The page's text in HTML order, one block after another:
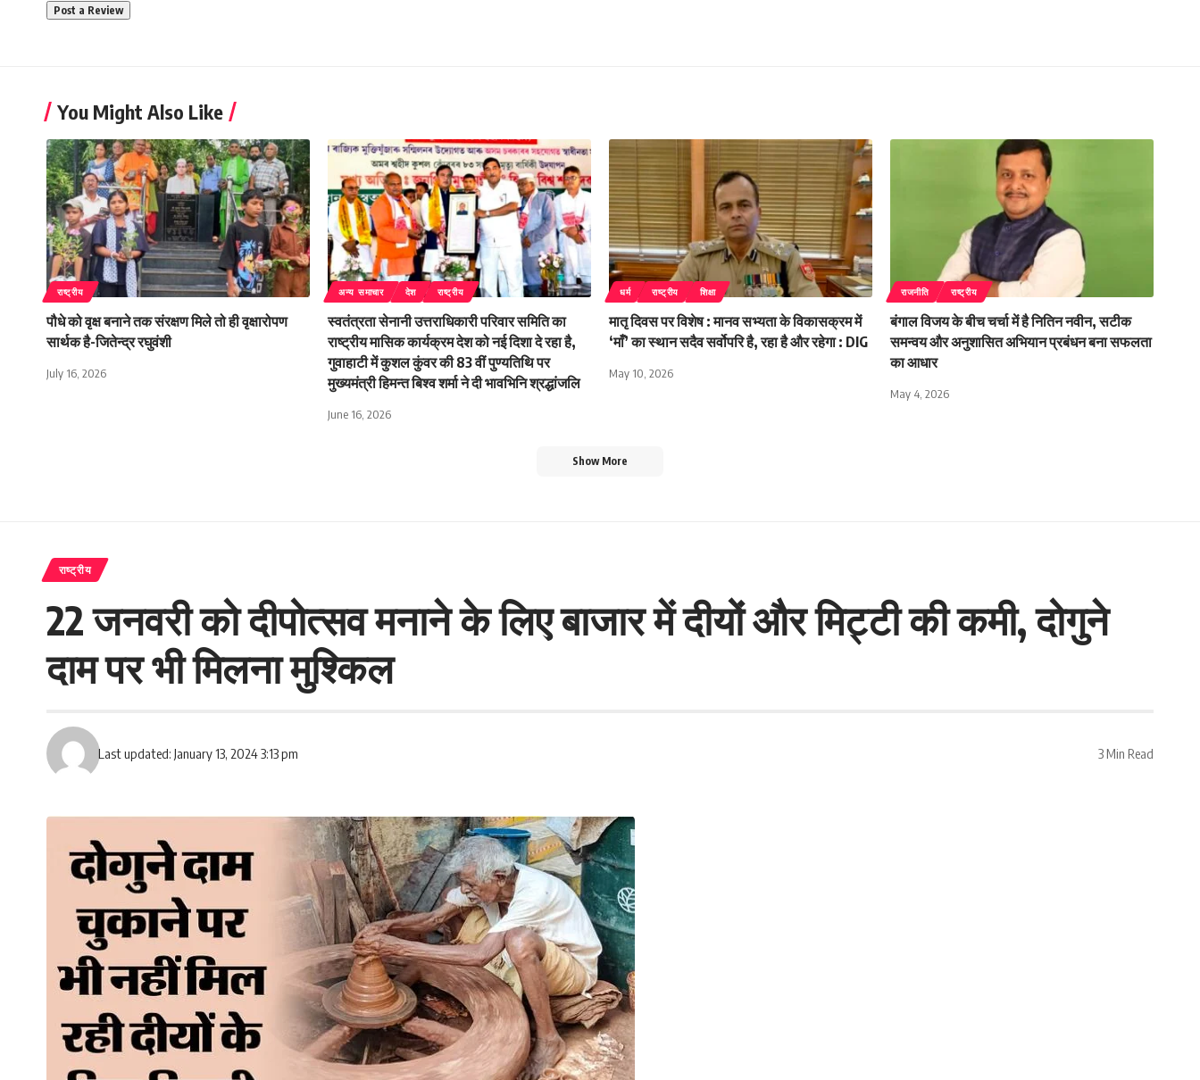
You Might Also Like
राष्ट्रीय
पौधे को वृक्ष बनाने तक संरक्षण मिले तो ही वृक्षारोपण
सार्थक है-जितेन्द्र रघुवंशी
July 16, 2026
अन्य समाचार देश राष्ट्रीय
स्वतंत्रता सेनानी उत्तराधिकारी परिवार समिति का
राष्ट्रीय मासिक कार्यक्रम देश को नई दिशा दे रहा है,
गुवाहाटी में कुशल कुंवर की 83 वीं पुण्यतिथि पर
मुख्यमंत्री हिमन्त बिश्व शर्मा ने दी भावभिनि श्रद्धांजलि
June 16, 2026
धर्म राष्ट्रीय शिक्षा
मातृ दिवस पर विशेष : मानव सभ्यता के विकासक्रम में
‘माँ’ का स्थान सदैव सर्वोपरि है, रहा है और रहेगा : DIG
May 10, 2026
राजनीति राष्ट्रीय
बंगाल विजय के बीच चर्चा में है नितिन नवीन, सटीक
समन्वय और अनुशासित अभियान प्रबंधन बना सफलता
का आधार
May 4, 2026
Show More
राष्ट्रीय
22 जनवरी को दीपोत्सव मनाने के लिए बाजार में दीयों और मिट्टी की कमी, दोगुने
दाम पर भी मिलना मुश्किल
Last updated: January 13, 2024 3:13 pm 3 Min Read